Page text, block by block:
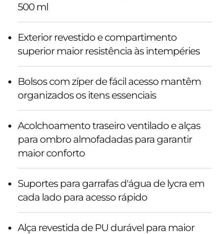
500 ml
Exterior revestido e compartimento
superior maior resistência às intempéries
Bolsos com zíper de fácil acesso mantêm
organizados os itens essenciais
Acolchoamento traseiro ventilado e alças
para ombro almofadadas para garantir
maior conforto
Suportes para garrafas d'água de lycra em
cada lado para acesso rápido
Alça revestida de PU durável para maior